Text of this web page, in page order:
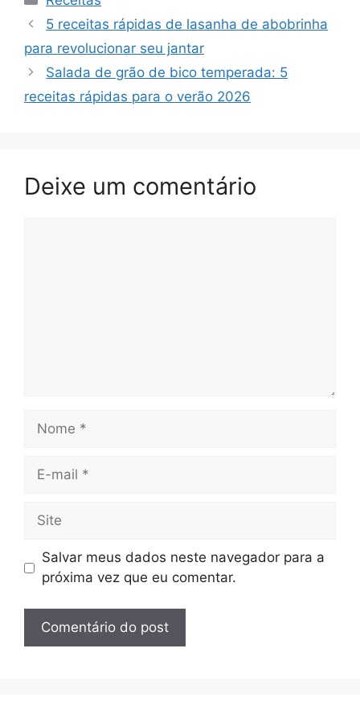
5 receitas rápidas de lasanha de abobrinha
para revolucionar seu jantar
Salada de grão de bico temperada: 5
receitas rápidas para o verão 2026
Deixe um comentário
Nome
Site
Salvar meus dados neste navegador para a
próxima vez que eu comentar.